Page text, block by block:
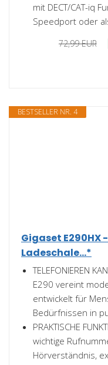
mit DECT/CAT-iq
Speedport oder
72,99 EUR
BESTSELLER NR. 4
Gigaset E290HX
Ladeschale...*
TELEFONIEREN
E290 vereint
entwickelt für
Bedürfnissen in
PRAKTISCHE
wichtige
Hörverständnis,